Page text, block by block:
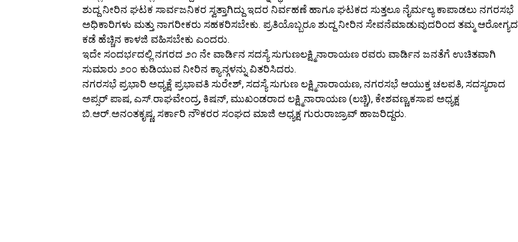
ಶುದ್ದ ನೀರಿನ ಘಟಕ ಸಾರ್ವಜನಿಕರ ಸ್ವತ್ತಾಗಿದ್ದು ಇದರ ನಿರ್ವಹಣೆ ಹಾಗೂ ಘಟಕದ ಸುತ್ತಲೂ ನೈರ್ಮಲ್ಯ ಕಾಪಾಡಲು ನಗರಸಭೆ
ಅಧಿಕಾರಿಗಳು ಮತ್ತು ನಾಗರೀಕರು ಸಹಕರಿಸಬೇಕು. ಪ್ರತಿಯೊಬ್ಬರೂ ಶುದ್ದ ನೀರಿನ ಸೇವನೆಮಾಡುವುದರಿಂದ ತಮ್ಮ ಆರೋಗ್ಯದ
ಕಡೆ ಹೆಚ್ಚಿನ ಕಾಳಜಿ ವಹಿಸಬೇಕು ಎಂದರು.
ಇದೇ ಸಂದರ್ಭದಲ್ಲಿ ನಗರದ ೨೧ ನೇ ವಾರ್ಡಿನ ಸದಸ್ಯೆ ಸುಗುಣಲಕ್ಷ್ಮಿನಾರಾಯಣ ರವರು ವಾರ್ಡಿನ ಜನತೆಗೆ ಉಚಿತವಾಗಿ
ಸುಮಾರು ೨೦೦ ಕುಡಿಯುವ ನೀರಿನ ಕ್ಯಾನ್ಗಳನ್ನು ವಿತರಿಸಿದರು.
ನಗರಸಭೆ ಪ್ರಭಾರಿ ಅಧ್ಯಕ್ಷೆ ಪ್ರಭಾವತಿ ಸುರೇಶ್, ಸದಸ್ಯೆ ಸುಗುಣ ಲಕ್ಷ್ಮಿನಾರಾಯಣ, ನಗರಸಭೆ ಆಯುಕ್ತ ಚಲಪತಿ, ಸದಸ್ಯರಾದ
ಅಪ್ಸರ್ ಪಾಷ, ಎಸ್.ರಾಘವೇಂದ್ರ, ಕಿಷನ್, ಮುಖಂಡರಾದ ಲಕ್ಷ್ಮಿನಾರಾಯಣ (ಲಚ್ಚಿ), ಕೇಶವಣ್ಣ,ಕಸಾಪ ಅಧ್ಯಕ್ಷ
ಬಿ.ಆರ್.ಅನಂತಕೃಷ್ಣ, ಸರ್ಕಾರಿ ನೌಕರರ ಸಂಘದ ಮಾಜಿ ಅಧ್ಯಕ್ಷ ಗುರುರಾಜ್ರಾವ್ ಹಾಜರಿದ್ದರು.